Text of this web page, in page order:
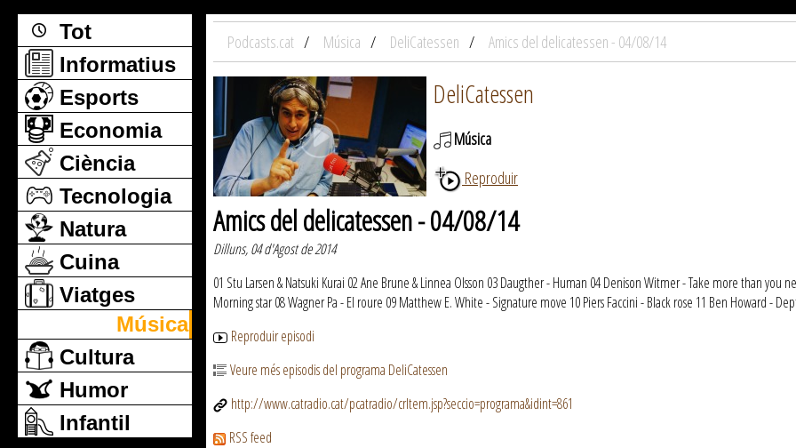
Tot
Informatius
Esports
Economia
Ciència
Tecnologia
Natura
Cuina
Viatges
Música
Cultura
Humor
Infantil
Podcasts.cat Música DeliCatessen Amics del delicatessen - 04/08/14
DeliCatessen
Música
Reproduir
Amics del delicatessen - 04/08/14
Dilluns, 04 d'Agost de 2014
01 Stu Larsen & Natsuki Kurai 02 Ane Brune & Linnea Olsson 03 Daugther - Human 04 Denison Witmer - Take more than you
Morning star 08 Wagner Pa - El roure 09 Matthew E. White - Signature move 10 Piers Faccini - Black rose 11 Ben Howard -
Reproduir episodi
Veure més episodis del programa DeliCatessen
http://www.catradio.cat/pcatradio/crItem.jsp?seccio=programa&idint=861
RSS feed